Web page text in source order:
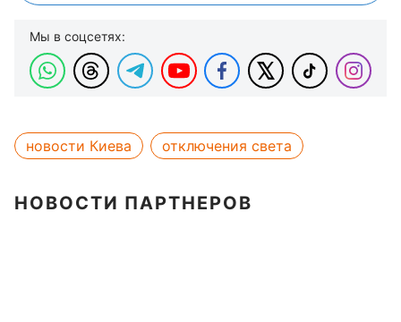
Мы в соцсетях:
новости Киева отключения света
НОВОСТИ ПАРТНЕРОВ